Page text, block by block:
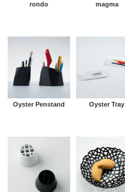
rondo magma
Oyster Penstand Oyster Tray